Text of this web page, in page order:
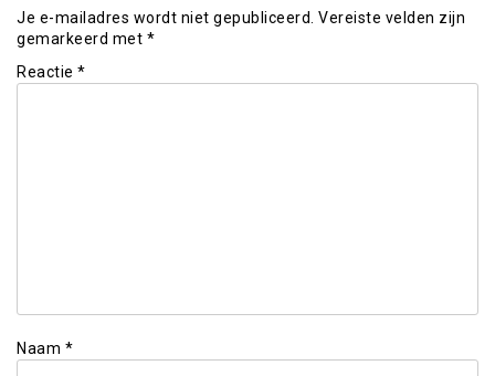
Je e-mailadres wordt niet gepubliceerd. Vereiste velden zijn
gemarkeerd met *
Reactie *
Naam *